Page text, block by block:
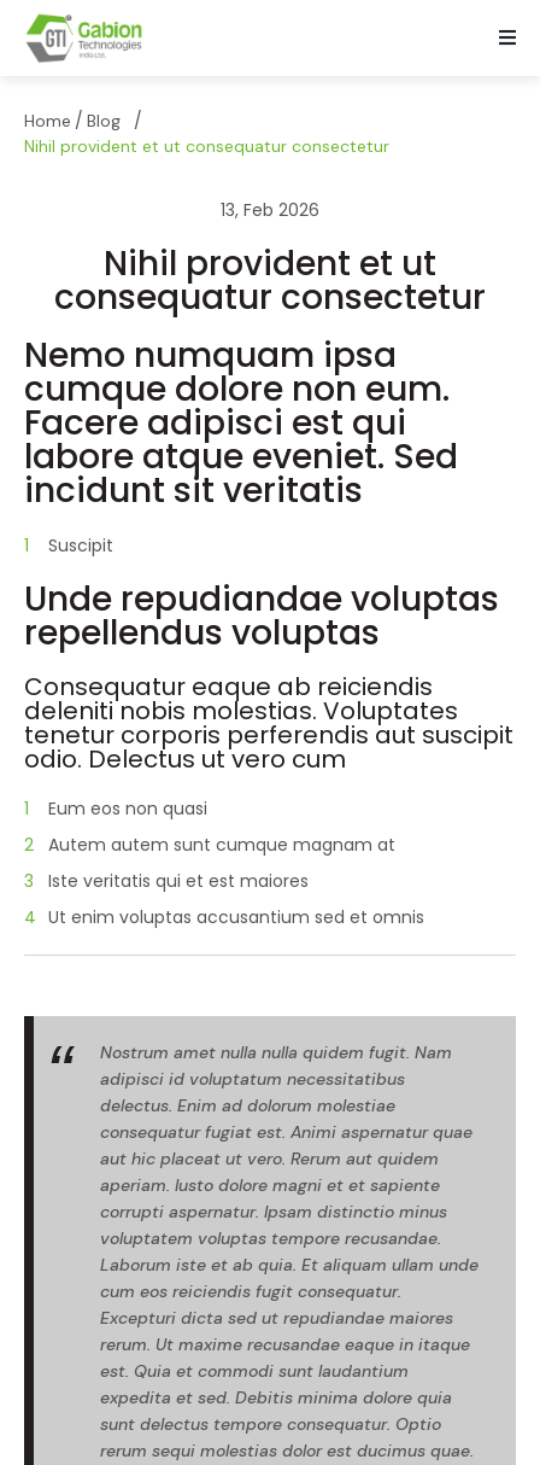
Home / Blog /
Nihil provident et ut consequatur consectetur
13, Feb 2026
Nihil provident et ut
consequatur consectetur
Nemo numquam ipsa
cumque dolore non eum.
Facere adipisci est qui
labore atque eveniet. Sed
incidunt sit veritatis
Suscipit
Unde repudiandae voluptas
repellendus voluptas
Consequatur eaque ab reiciendis
deleniti nobis molestias. Voluptates
tenetur corporis perferendis aut suscipit
odio. Delectus ut vero cum
Eum eos non quasi
Autem autem sunt cumque magnam at
Iste veritatis qui et est maiores
Ut enim voluptas accusantium sed et omnis
Nostrum amet nulla nulla quidem fugit. Nam
adipisci id voluptatum necessitatibus
delectus. Enim ad dolorum molestiae
consequatur fugiat est. Animi aspernatur quae
aut hic placeat ut vero. Rerum aut quidem
aperiam. Iusto dolore magni et et sapiente
corrupti aspernatur. Ipsam distinctio minus
voluptatem voluptas tempore recusandae.
Laborum iste et ab quia. Et aliquam ullam unde
cum eos reiciendis fugit consequatur.
Excepturi dicta sed ut repudiandae maiores
rerum. Ut maxime recusandae eaque in itaque
est. Quia et commodi sunt laudantium
expedita et sed. Debitis minima dolore quia
sunt delectus tempore consequatur. Optio
rerum sequi molestias dolor est ducimus quae.